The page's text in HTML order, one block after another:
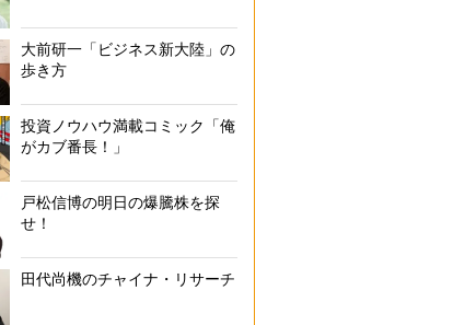
大前研一「ビジネス新大陸」の
歩き方
投資ノウハウ満載コミック「俺
がカブ番長！」
戸松信博の明日の爆騰株を探
せ！
田代尚機のチャイナ・リサーチ